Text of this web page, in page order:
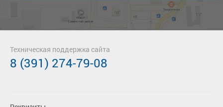
Техническая поддержка сайта
8 (391) 274-79-08